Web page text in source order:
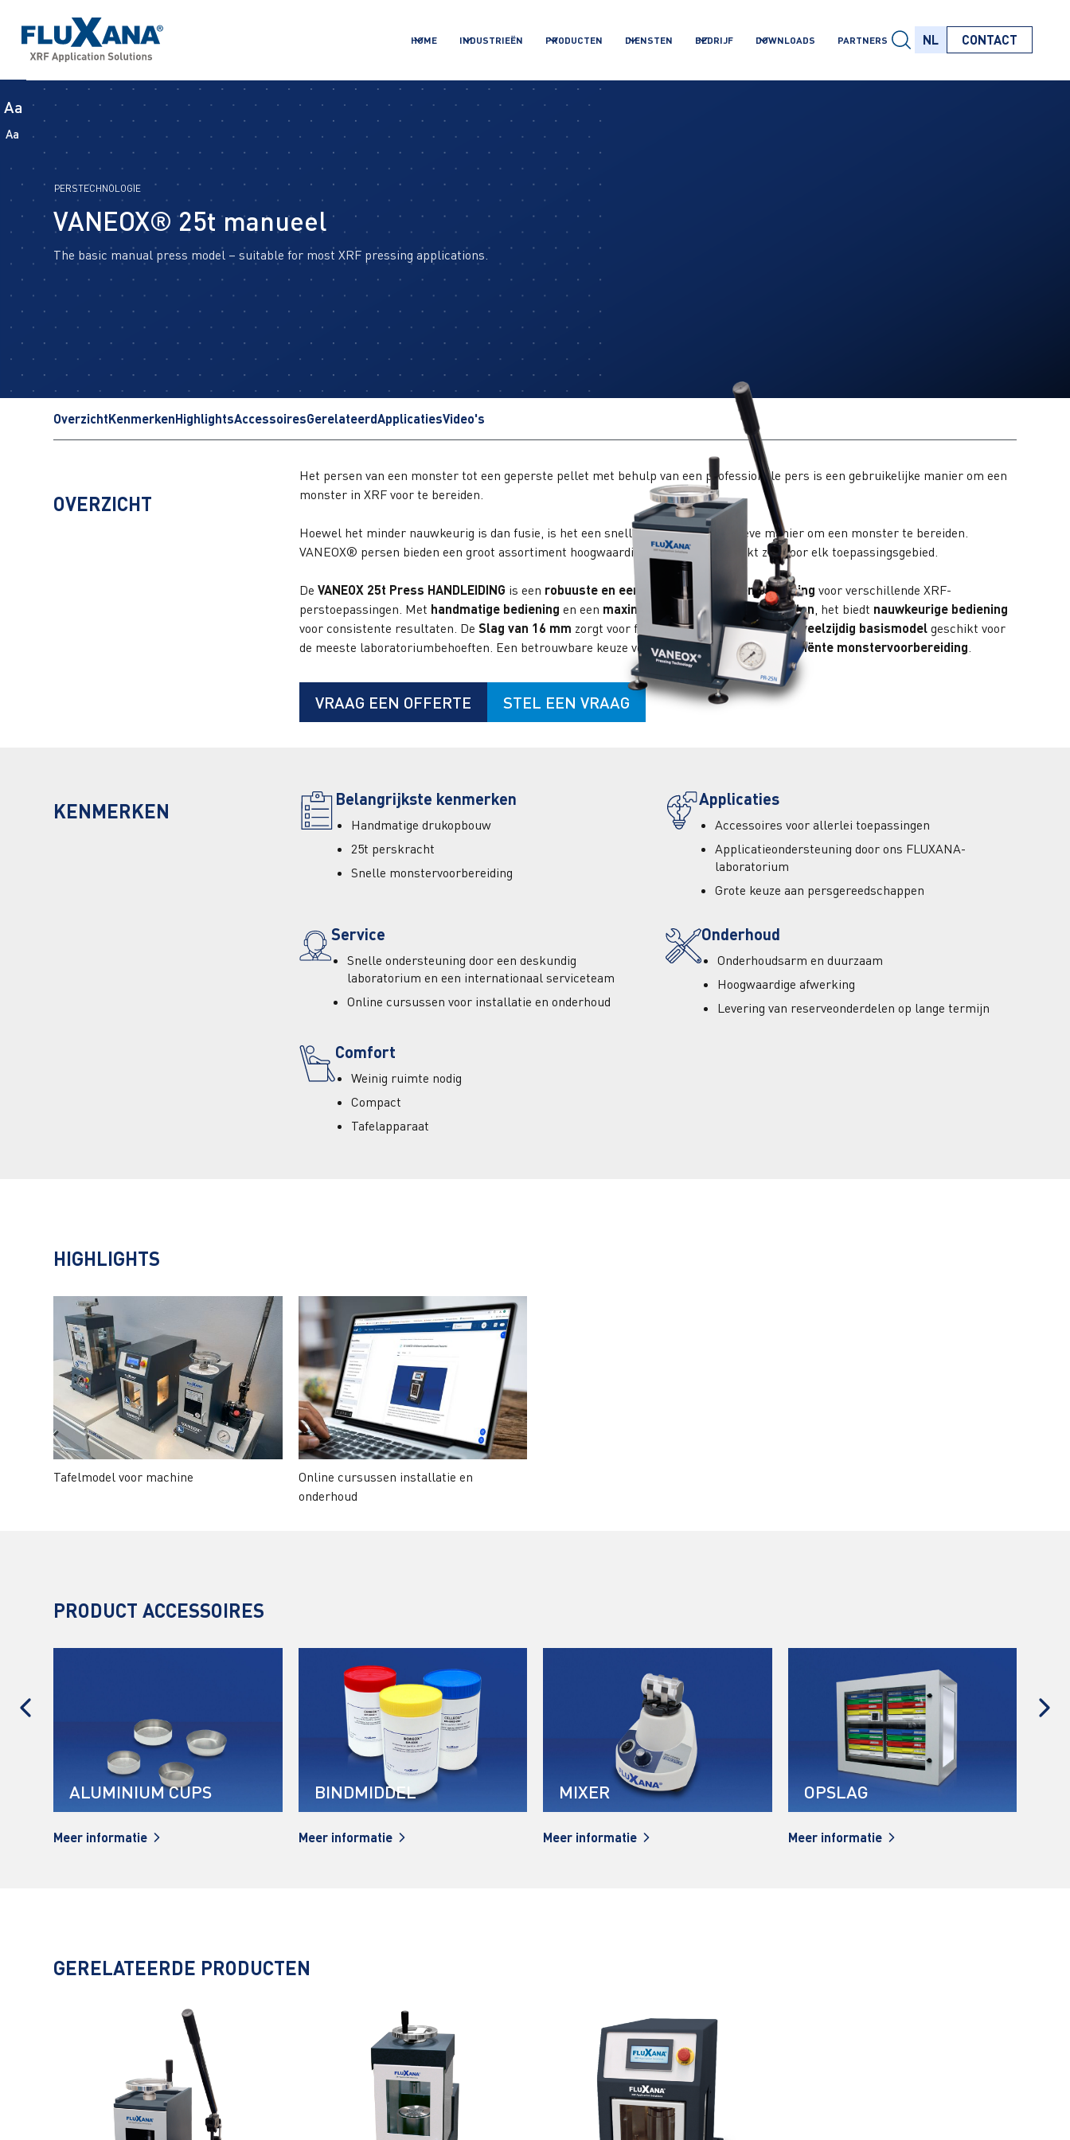
HOME INDUSTRIEËN PRODUCTEN DIENSTEN BEDRIJF DOWNLOADS PARTNERS
NL
NL
CONTACT
Aa
Aa
PERSTECHNOLOGIE
VANEOX® 25t manueel
The basic manual press model – suitable for most XRF pressing applications.
OverzichtKenmerkenHighlightsAccessoiresGerelateerdApplicatiesVideo's
OVERZICHT
Het persen van een monster tot een geperste pellet met behulp van een professionele pers is een gebruikelijke manier om een
monster in XRF voor te bereiden.
Hoewel het minder nauwkeurig is dan fusie, is het een snellere en kosteneffectieve manier om een monster te bereiden.
VANEOX® persen bieden een groot assortiment hoogwaardige persen die geschikt zijn voor elk toepassingsgebied.
De VANEOX 25t Press HANDLEIDING is een robuuste en eenvoudig te gebruiken oplossing voor verschillende XRF-
perstoepassingen. Met handmatige bediening en een maximale druk van maximaal 25 ton, het biedt nauwkeurige bediening
voor consistente resultaten. De Slag van 16 mm zorgt voor flexibiliteit, waardoor het een veelzijdig basismodelgeschikt voor
de meeste laboratoriumbehoeften. Een betrouwbare keuze voorkosteneffectieve en efficiënte monstervoorbereiding.
VRAAG EEN OFFERTE STEL EEN VRAAG
KENMERKEN
Belangrijkste kenmerken
Handmatige drukopbouw
25t perskracht
Snelle monstervoorbereiding
Applicaties
Accessoires voor allerlei toepassingen
Applicatieondersteuning door ons FLUXANA-
laboratorium
Grote keuze aan persgereedschappen
Service
Snelle ondersteuning door een deskundig
laboratorium en een internationaal serviceteam
Online cursussen voor installatie en onderhoud
Onderhoud
Onderhoudsarm en duurzaam
Hoogwaardige afwerking
Levering van reserveonderdelen op lange termijn
Comfort
Weinig ruimte nodig
Compact
Tafelapparaat
HIGHLIGHTS
Tafelmodel voor machine
Online cursussen installatie en
onderhoud
PRODUCT ACCESSOIRES
CUPS BINDMIDDEL
Meer informatie
MIXER
Meer informatie
OPSLAG
Meer informatie
PERS MATRIJZEN
Meer informatie
GERELATEERDE PRODUCTEN